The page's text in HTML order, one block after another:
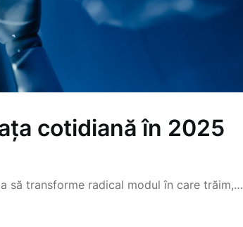
cotidiană în 2025
să transforme radical modul în care trăim,…